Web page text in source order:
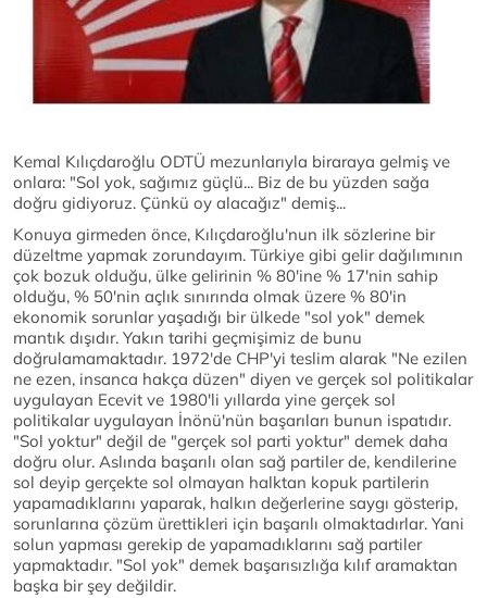
Kemal Kılıçdaroğlu ODTÜ mezunlarıyla biraraya gelmiş ve
onlara: "Sol yok, sağımız güçlü... Biz de bu yüzden sağa
doğru gidiyoruz. Çünkü oy alacağız" demiş...
Konuya girmeden önce, Kılıçdaroğlu'nun ilk sözlerine bir
düzeltme yapmak zorundayım. Türkiye gibi gelir dağılımının
çok bozuk olduğu, ülke gelirinin % 80'ine % 17'nin sahip
olduğu, % 50'nin açlık sınırında olmak üzere % 80'in
ekonomik sorunlar yaşadığı bir ülkede "sol yok" demek
mantık dışıdır. Yakın tarihi geçmişimiz de bunu
doğrulamamaktadır. 1972'de CHP'yi teslim alarak "Ne ezilen
ne ezen, insanca hakça düzen" diyen ve gerçek sol politikalar
uygulayan Ecevit ve 1980'li yıllarda yine gerçek sol
politikalar uygulayan İnönü'nün başarıları bunun ispatıdır.
"Sol yoktur" değil de "gerçek sol parti yoktur" demek daha
doğru olur. Aslında başarılı olan sağ partiler de, kendilerine
sol deyip gerçekte sol olmayan halktan kopuk partilerin
yapamadıklarını yaparak, halkın değerlerine saygı gösterip,
sorunlarına çözüm ürettikleri için başarılı olmaktadırlar. Yani
solun yapması gerekip de yapamadıklarını sağ partiler
yapmaktadır. "Sol yok" demek başarısızlığa kılıf aramaktan
başka bir şey değildir.